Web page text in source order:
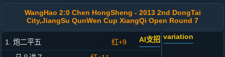
WangHao 2:0 Chen HongSheng - 2013 2nd DongTai
City,JiangSu QunWen Cup XiangQi Open Round 7
1. 炮二平五 红+9 AI支招 variation